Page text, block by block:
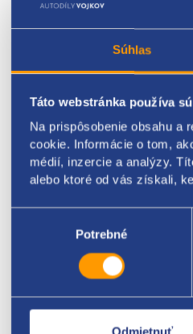
Súhlas
Táto webstránka používa
Na prispôsobenie obsahu a
cookie. Informácie o tom,
médií, inzercie a analýzy.
alebo ktoré od vás získali,
Potrebné